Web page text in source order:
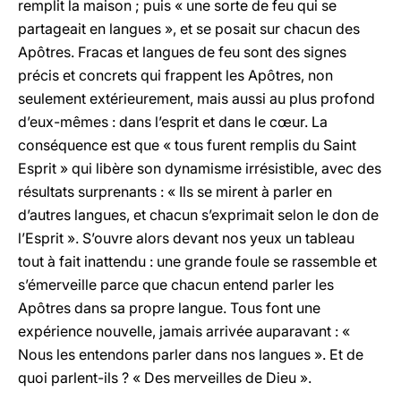
remplit la maison ; puis « une sorte de feu qui se
partageait en langues », et se posait sur chacun des
Apôtres. Fracas et langues de feu sont des signes
précis et concrets qui frappent les Apôtres, non
seulement extérieurement, mais aussi au plus profond
d’eux-mêmes : dans l’esprit et dans le cœur. La
conséquence est que « tous furent remplis du Saint
Esprit » qui libère son dynamisme irrésistible, avec des
résultats surprenants : « Ils se mirent à parler en
d’autres langues, et chacun s’exprimait selon le don de
l’Esprit ». S’ouvre alors devant nos yeux un tableau
tout à fait inattendu : une grande foule se rassemble et
s’émerveille parce que chacun entend parler les
Apôtres dans sa propre langue. Tous font une
expérience nouvelle, jamais arrivée auparavant : «
Nous les entendons parler dans nos langues ». Et de
quoi parlent-ils ? « Des merveilles de Dieu ».